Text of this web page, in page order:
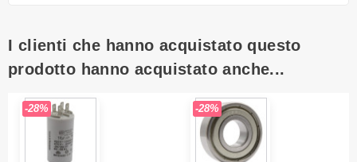
I clienti che hanno acquistato questo
prodotto hanno acquistato anche...
-28% -28%